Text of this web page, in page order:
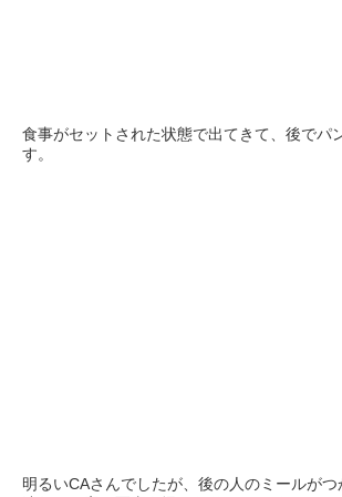
食事がセットされた状態で出てきて、後でパ
す。
明るいCAさんでしたが、後の人のミールが